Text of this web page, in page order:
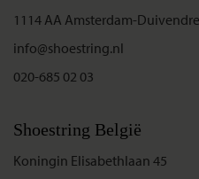
1114 AA Amsterdam-
info@shoestring.nl
020-685 02 03
Shoestring België
Koningin Elisabethlaan 45